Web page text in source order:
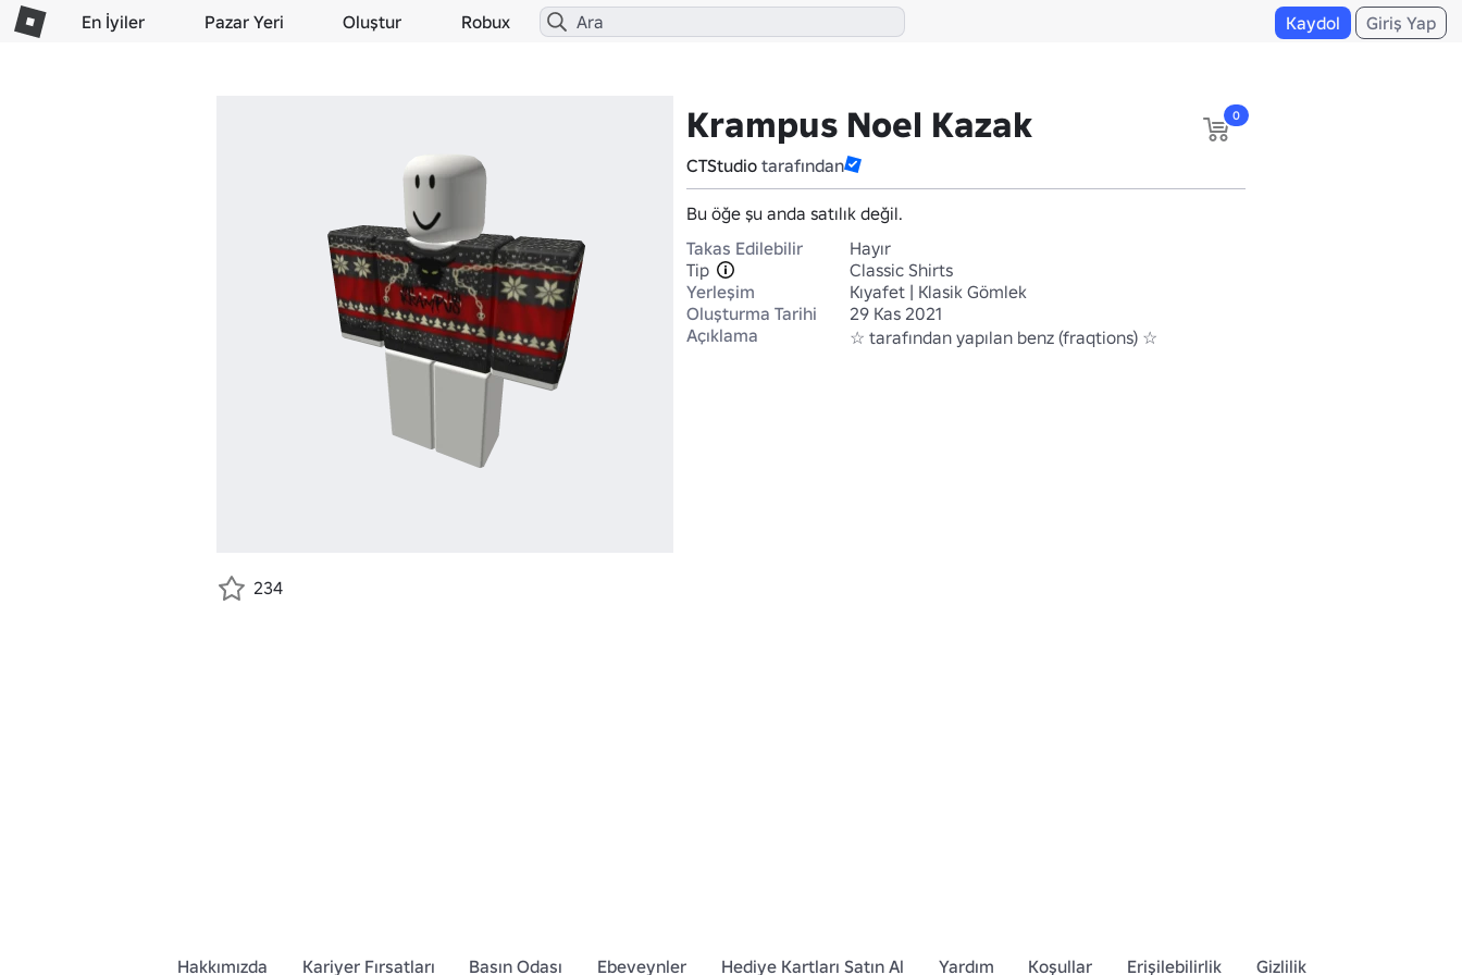
En İyiler Pazar Yeri Oluştur Robux Kaydol Giriş Yap
Krampus Noel Kazak
CTStudio tarafından
0
Bu öğe şu anda satılık değil.
Takas Edilebilir
Hayır
Tip
Classic Shirts
Yerleşim
Kıyafet | Klasik Gömlek
Oluşturma Tarihi
29 Kas 2021
Açıklama
☆ tarafından yapılan benz (fraqtions) ☆
234
Hakkımızda Kariyer Fırsatları Basın Odası Ebeveynler Hediye Kartları Satın Al Yardım Koşullar Erişilebilirlik Gizlilik